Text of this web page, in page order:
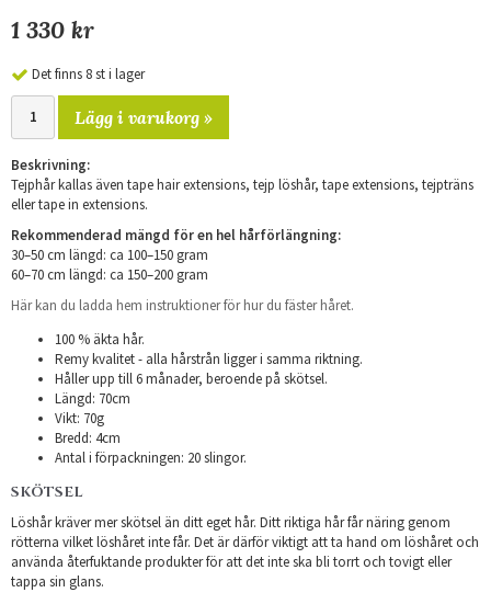
1 330 kr
Det finns 8 st i lager
Lägg i varukorg »
Beskrivning:
Tejphår kallas även tape hair extensions, tejp löshår, tape extensions, tejpträns
eller tape in extensions.
Rekommenderad mängd för en hel hårförlängning:
30–50 cm längd: ca 100–150 gram
60–70 cm längd: ca 150–200 gram
Här kan du ladda hem instruktioner för hur du fäster håret.
100 % äkta hår.
Remy kvalitet - alla hårstrån ligger i samma riktning.
Håller upp till 6 månader, beroende på skötsel.
Längd: 70cm
Vikt: 70g
Bredd: 4cm
Antal i förpackningen: 20 slingor.
SKÖTSEL
Löshår kräver mer skötsel än ditt eget hår. Ditt riktiga hår får näring genom
rötterna vilket löshåret inte får. Det är därför viktigt att ta hand om löshåret och
använda återfuktande produkter för att det inte ska bli torrt och tovigt eller
tappa sin glans.